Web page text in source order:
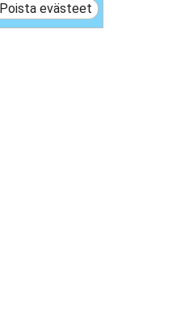
Poista evästeet